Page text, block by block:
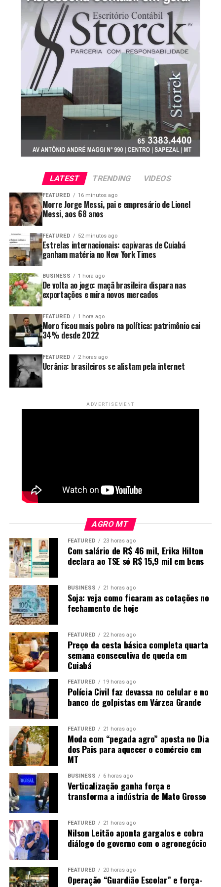
LATEST TRENDING VIDEOS
FEATURED 16 minutos ago
Morre Jorge Messi, pai e empresário de Lionel
Messi, aos 68 anos
FEATURED 52 minutos ago
Estrelas internacionais: capivaras de Cuiabá
ganham matéria no New York Times
BUSINESS 1 hora ago
De volta ao jogo: maçã brasileira dispara nas
exportações e mira novos mercados
FEATURED 1 hora ago
Moro ficou mais pobre na política: patrimônio cai
34% desde 2022
FEATURED 2 horas ago
Ucrânia: brasileiros se alistam pela internet
ADVERTISEMENT
AGRO MT
FEATURED 23 horas ago
Com salário de R$ 46 mil, Erika Hilton
declara ao TSE só R$ 15,9 mil em bens
BUSINESS 21 horas ago
Soja: veja como ficaram as cotações no
fechamento de hoje
FEATURED 22 horas ago
Preço da cesta básica completa quarta
semana consecutiva de queda em
Cuiabá
FEATURED 19 horas ago
Polícia Civil faz devassa no celular e no
banco de golpistas em Várzea Grande
FEATURED 21 horas ago
Moda com “pegada agro” aposta no Dia
dos Pais para aquecer o comércio em
MT
BUSINESS 6 horas ago
Verticalização ganha força e
transforma a indústria de Mato Grosso
FEATURED 21 horas ago
Nilson Leitão aponta gargalos e cobra
diálogo do governo com o agronegócio
FEATURED 20 horas ago
Operação “Guardião Escolar” e força-